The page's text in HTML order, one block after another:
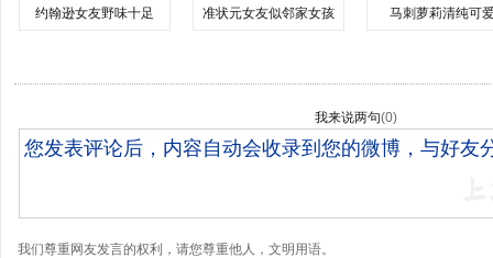
约翰逊女友野味十足 准状元女友似邻家女孩 马刺萝莉清纯可
我来说两句(0)
我们尊重网友发言的权利，请您尊重他人，文明用语。